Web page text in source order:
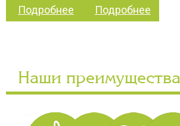
Подробнее
Подробнее
Наши преимущества